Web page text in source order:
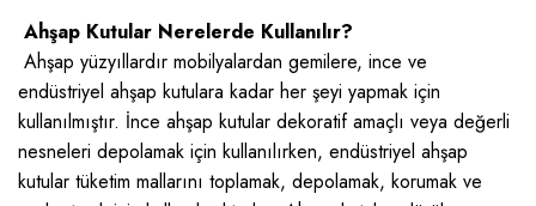
Ahşap Kutular Nerelerde Kullanılır?
Ahşap yüzyıllardır mobilyalardan gemilere, ince ve
endüstriyel ahşap kutulara kadar her şeyi yapmak için
kullanılmıştır. İnce ahşap kutular dekoratif amaçlı veya değerli
nesneleri depolamak için kullanılırken, endüstriyel ahşap
kutular tüketim mallarını toplamak, depolamak, korumak ve